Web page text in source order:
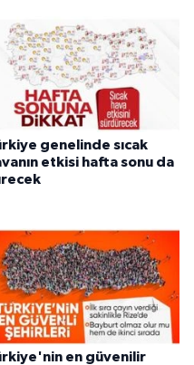
genelinde sıcak
etkisi hafta sonu da
en güvenilir